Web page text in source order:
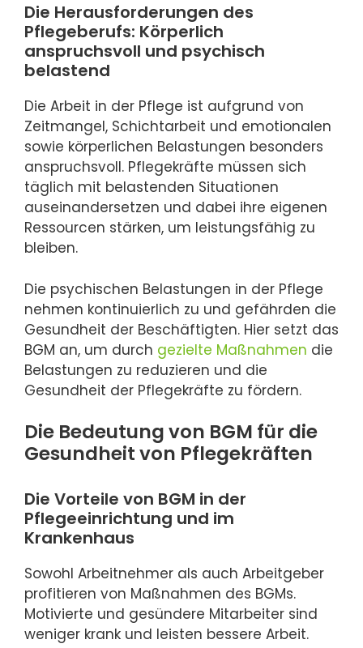
Die Herausforderungen des
Pflegeberufs: Körperlich
anspruchsvoll und psychisch
belastend
Die Arbeit in der Pflege ist aufgrund von
Zeitmangel, Schichtarbeit und emotionalen
sowie körperlichen Belastungen besonders
anspruchsvoll. Pflegekräfte müssen sich
täglich mit belastenden Situationen
auseinandersetzen und dabei ihre eigenen
Ressourcen stärken, um leistungsfähig zu
bleiben.
Die psychischen Belastungen in der Pflege
nehmen kontinuierlich zu und gefährden die
Gesundheit der Beschäftigten. Hier setzt das
BGM an, um durch gezielte Maßnahmen die
Belastungen zu reduzieren und die
Gesundheit der Pflegekräfte zu fördern.
Die Bedeutung von BGM für die
Gesundheit von Pflegekräften
Die Vorteile von BGM in der
Pflegeeinrichtung und im
Krankenhaus
Sowohl Arbeitnehmer als auch Arbeitgeber
profitieren von Maßnahmen des BGMs.
Motivierte und gesündere Mitarbeiter sind
weniger krank und leisten bessere Arbeit.